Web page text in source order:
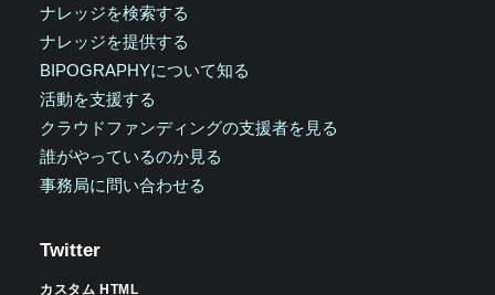
ナレッジを検索する
ナレッジを提供する
BIPOGRAPHYについて知る
活動を支援する
クラウドファンディングの支援者を見る
誰がやっているのか見る
事務局に問い合わせる
Twitter
カスタム HTML